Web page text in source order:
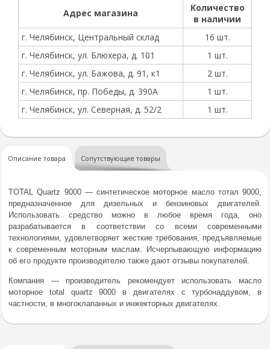
Адрес магазина
Количество
в наличии
г. Челябинск, Центральный склад
16 шт.
г. Челябинск, ул. Блюхера, д. 101
1 шт.
г. Челябинск, ул. Бажова, д. 91, к1
2 шт.
г. Челябинск, пр. Победы, д. 390А
1 шт.
г. Челябинск, ул. Северная, д. 52/2
1 шт.
Описание товара Сопутствующие товары
TOTAL Quartz 9000 — синтетическое моторное масло тотал 9000,
предназначенное для дизельных и бензиновых двигателей.
Использовать средство можно в любое время года, оно
разрабатывается в соответствии со всеми современными
технологиями, удовлетворяет жесткие требования, предъявляемые
к современным моторным маслам. Исчерпывающую информацию
об его продукте производителю также дают отзывы покупателей.
Компания — производитель рекомендует использовать масло
моторное total quartz 9000 в двигателях с турбонаддувом, в
частности, в многоклапанных и инжекторных двигателях.